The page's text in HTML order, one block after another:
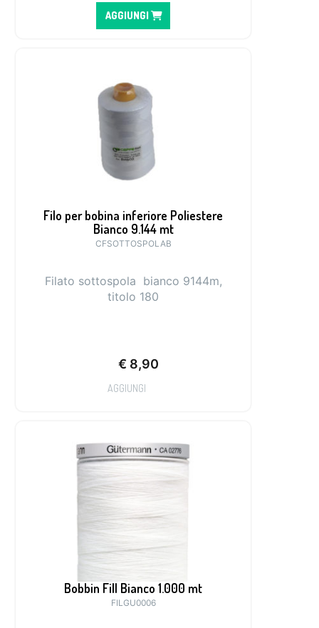
AGGIUNGI
Filo per bobina inferiore Poliestere
Bianco 9.144 mt
CFSOTTOSPOLAB
Filato sottospola bianco 9144m,
titolo 180
€ 8,90
AGGIUNGI
Bobbin Fill Bianco 1.000 mt
FILGU0006